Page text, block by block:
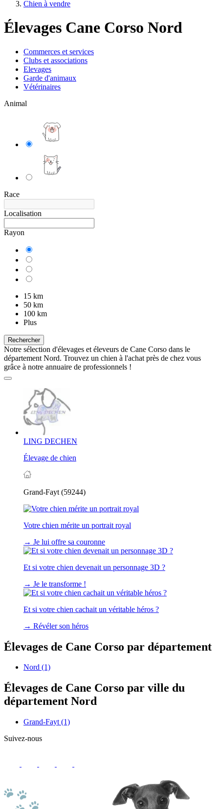
Chien à vendre
Élevages Cane Corso Nord
Commerces et services
Clubs et associations
Elevages
Garde d'animaux
Vétérinaires
Animal
Race
Localisation
Rayon
15 km
50 km
100 km
Plus
Rechercher
Notre sélection d'élevages et éleveurs de Cane Corso dans le
département Nord. Trouvez un chien à l'achat près de chez vous
grâce à notre annuaire de professionnels !
LING DECHEN
Élevage de chien
Grand-Fayt (59244)
Votre chien mérite un portrait royal
→ Je lui offre sa couronne
Et si votre chien devenait un personnage 3D ?
→ Je le transforme !
Et si votre chien cachait un véritable héros ?
→ Révéler son héros
Élevages de Cane Corso par département
Nord (1)
Élevages de Cane Corso par ville du
département Nord
Grand-Fayt (1)
Suivez-nous